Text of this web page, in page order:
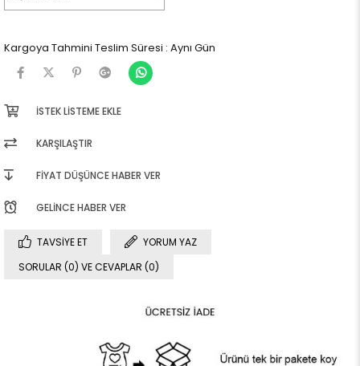
Kargoya Tahmini Teslim Süresi : Aynı Gün
İSTEK LISTEME EKLE
KARŞILAŞTIR
FIYAT DÜŞÜNCE HABER VER
GELINCE HABER VER
TAVSIYE ET
YORUM YAZ
SORULAR (0) VE CEVAPLAR (0)